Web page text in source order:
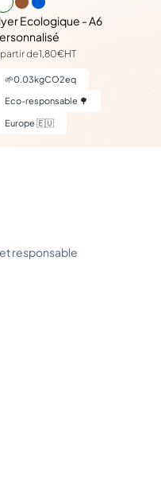
Ecologique - A6
de1,80€HT
🌱0.03kgCO2eq
Eco-responsable 🌳
Europe 🇪🇺
responsable